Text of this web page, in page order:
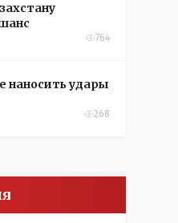
764
наносить удары
268